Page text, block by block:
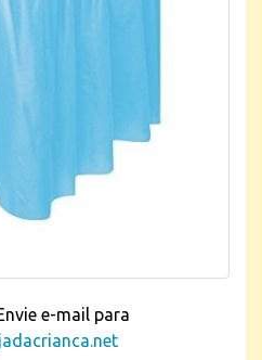
e-mail para